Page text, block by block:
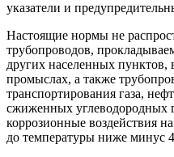
указатели и
Настоящие нормы не
трубопроводов,
других населенных пунктов,
промыслах, а также
транспортирования газа,
сжиженных углеводородных
коррозионные воздействия
до температуры ниже минус